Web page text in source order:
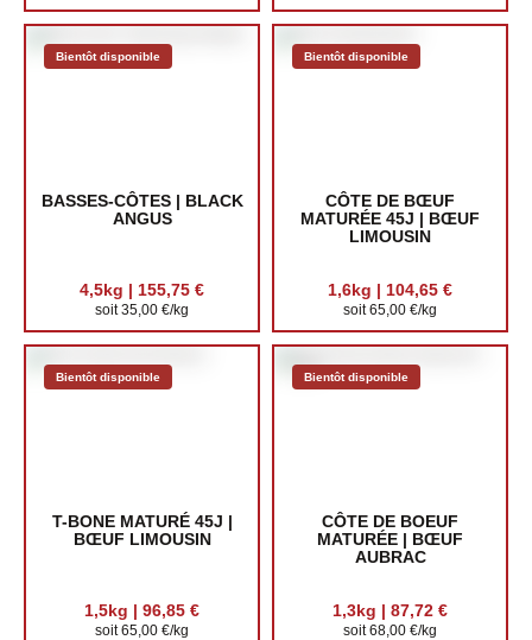
Bientôt disponible
BASSES-CÔTES | BLACK
ANGUS
4,5kg | 155,75 €
soit 35,00 €/kg
Bientôt disponible
CÔTE DE BŒUF
MATURÉE 45J | BŒUF
LIMOUSIN
1,6kg | 104,65 €
soit 65,00 €/kg
Bientôt disponible
T-BONE MATURÉ 45J |
BŒUF LIMOUSIN
1,5kg | 96,85 €
soit 65,00 €/kg
Bientôt disponible
CÔTE DE BOEUF
MATURÉE | BŒUF
AUBRAC
1,3kg | 87,72 €
soit 68,00 €/kg